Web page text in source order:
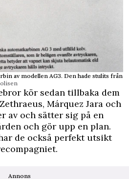
av modellen AG3. Den hade stulits från
kör sedan tillbaka dem
Márquez Jara och
av och sätter sig på en
och gör upp en plan.
de också perfekt utsikt
Annons